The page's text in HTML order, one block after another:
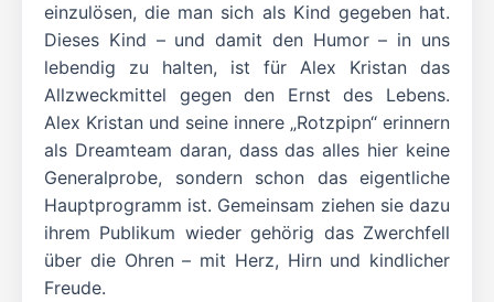
einzulösen, die man sich als Kind gegeben hat.
Dieses Kind – und damit den Humor – in uns
lebendig zu halten, ist für Alex Kristan das
Allzweckmittel gegen den Ernst des Lebens.
Alex Kristan und seine innere „Rotzpipn“ erinnern
als Dreamteam daran, dass das alles hier keine
Generalprobe, sondern schon das eigentliche
Hauptprogramm ist. Gemeinsam ziehen sie dazu
ihrem Publikum wieder gehörig das Zwerchfell
über die Ohren – mit Herz, Hirn und kindlicher
Freude.